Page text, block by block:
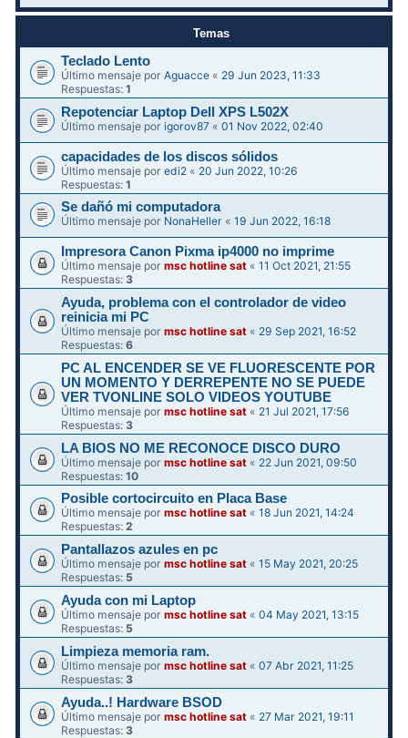
Temas
Teclado Lento
Último mensaje porAguacce « 29 Jun 2023, 11:33
Respuestas:1
Repotenciar Laptop Dell XPS L502X
Último mensaje porigorov87 «01 Nov 2022, 02:40
capacidades de los discos sólidos
Último mensaje poredi2 « 20 Jun 2022, 10:26
Respuestas:1
Se dañó mi computadora
Último mensaje por NonaHeller «19 Jun 2022, 16:18
Impresora Canon Pixma ip4000 no imprime
Último mensaje pormsc hotline sat «11 Oct 2021, 21:55
Respuestas:3
Ayuda, problema con el controlador de video
reinicia mi PC
Último mensaje pormsc hotline sat « 29 Sep 2021, 16:52
Respuestas:6
PC AL ENCENDER SE VE FLUORESCENTE POR
UN MOMENTO Y DERREPENTE NO SE PUEDE
VER TVONLINE SOLO VIDEOS YOUTUBE
Último mensaje pormsc hotline sat « 21 Jul 2021, 17:56
Respuestas:3
LA BIOS NO ME RECONOCE DISCO DURO
Último mensaje pormsc hotline sat « 22 Jun 2021, 09:50
Respuestas:10
Posible cortocircuito en Placa Base
Último mensaje pormsc hotline sat «18 Jun 2021, 14:24
Respuestas:2
Pantallazos azules en pc
Último mensaje pormsc hotline sat «15 May 2021, 20:25
Respuestas: 5
Ayuda con mi Laptop
Último mensaje pormsc hotline sat «04 May 2021, 13:15
Respuestas: 5
Limpieza memoria ram.
Último mensaje pormsc hotline sat «07 Abr 2021, 11:25
Respuestas: 3
Ayuda..! Hardware BSOD
Último mensaje pormsc hotline sat « 27 Mar 2021, 19:11
Respuestas:3